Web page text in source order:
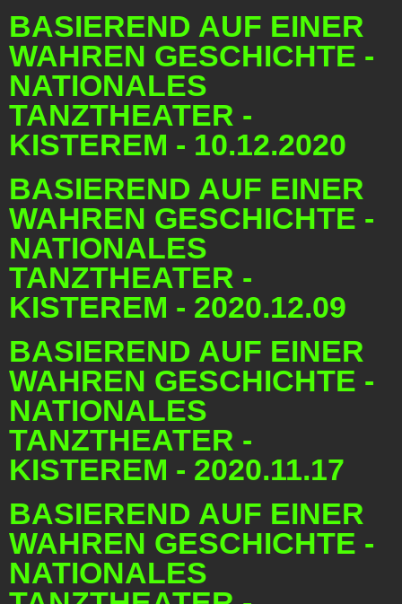
BASIEREND AUF EINER
WAHREN GESCHICHTE -
NATIONALES
TANZTHEATER -
KISTEREM - 10.12.2020
BASIEREND AUF EINER
WAHREN GESCHICHTE -
NATIONALES
TANZTHEATER -
KISTEREM - 2020.12.09
BASIEREND AUF EINER
WAHREN GESCHICHTE -
NATIONALES
TANZTHEATER -
KISTEREM - 2020.11.17
BASIEREND AUF EINER
WAHREN GESCHICHTE -
NATIONALES